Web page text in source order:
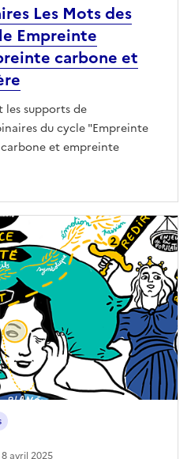
Les Mots des
Empreinte
carbone et
les supports de
du cycle "Empreinte
et empreinte
avril 2025